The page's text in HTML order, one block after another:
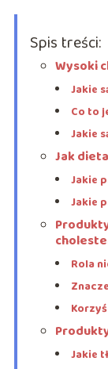
Spis treści:
Wysoki
Jakie
Co to
Jakie
Jak
Jakie
Jakie
Rola
Jakie